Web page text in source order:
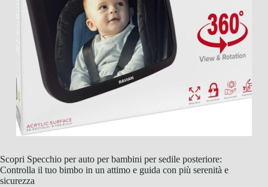
Scopri Specchio per auto per bambini per sedile posteriore:
Controlla il tuo bimbo in un attimo e guida con più serenità e
sicurezza